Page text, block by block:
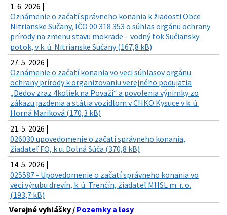
1. 6. 2026 |
Oznámenie o začatí správneho konania k žiadosti Obce
Nitrianske Sučany, IČO 00 318 353 o súhlas orgánu ochrany
prírody na zmenu stavu mokrade – vodný tok Sučiansky
potok, v k. ú. Nitrianske Sučany (167,8 kB)
27. 5. 2026 |
Oznámenie o začatí konania vo veci súhlasov orgánu
ochrany prírody k organizovaniu verejného podujatia
„Dedov zraz 4koliek na Považí“ a povolenia výnimky zo
zákazu jazdenia a státia vozidlom v CHKO Kysuce v k. ú.
Horná Mariková (170,3 kB)
21. 5. 2026 |
026030 upovedomenie o začatí správneho konania,
žiadateľ FO, k.u. Dolná Súča (370,8 kB)
14. 5. 2026 |
025587 - Upovedomenie o začatí správneho konania vo
veci výrubu drevín, k. ú. Trenčín, žiadateľ MHSL m. r. o.
(193,7 kB)
Verejné vyhlášky / Pozemky a lesy